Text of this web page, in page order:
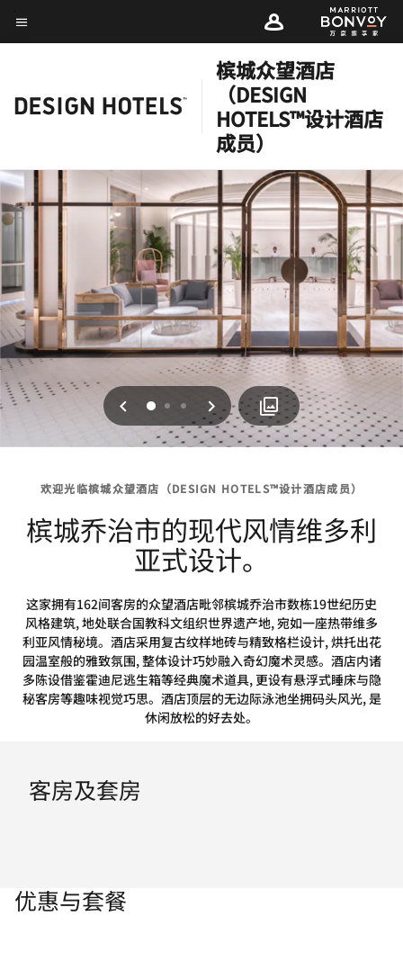
Skip
to菜单文本
槟城众望酒店
（DESIGN
HOTELS™设计酒店
成员）
上一页
0 1 2 下一页
欢迎光临槟城众望酒店（DESIGN HOTELS™设计酒店成员）
槟城乔治市的现代风情维多利
亚式设计。
这家拥有162间客房的众望酒店毗邻槟城乔治市数栋19世纪历史
风格建筑, 地处联合国教科文组织世界遗产地, 宛如一座热带维多
利亚风情秘境。酒店采用复古纹样地砖与精致格栏设计, 烘托出花
园温室般的雅致氛围, 整体设计巧妙融入奇幻魔术灵感。酒店内诸
多陈设借鉴霍迪尼逃生箱等经典魔术道具, 更设有悬浮式睡床与隐
秘客房等趣味视觉巧思。酒店顶层的无边际泳池坐拥码头风光, 是
休闲放松的好去处。
客房及套房
优惠与套餐